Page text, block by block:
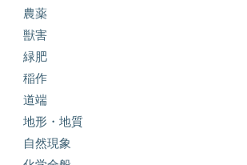
農薬
獣害
緑肥
稲作
道端
地形・地質
自然現象